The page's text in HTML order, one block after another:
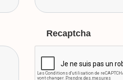
Recaptcha